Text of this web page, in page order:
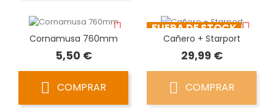
Cornamusa 760mm
5,50 €Precio
COMPRAR
FUERA DE STOCK
Cañero + Starport
29,99 €Precio
COMPRAR